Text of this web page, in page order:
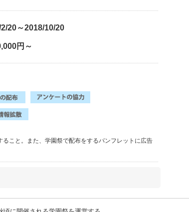
20～2018/10/20
円～
こと。また、学園祭で配布をするパンフレットに広告